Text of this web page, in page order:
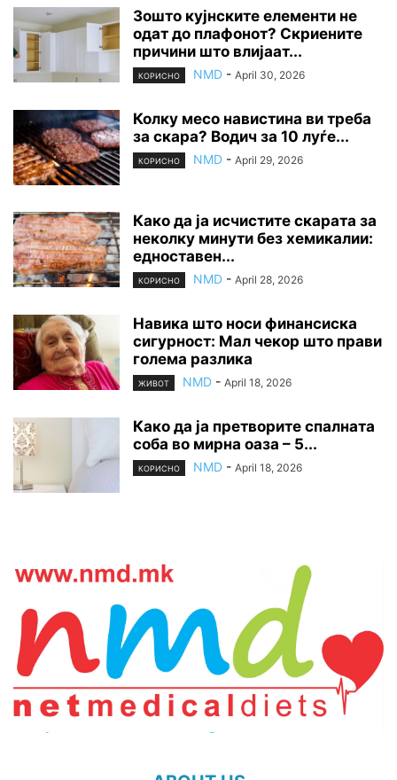
Зошто кујнските елементи не
одат до плафонот? Скриените
причини што влијаат...
КОРИСНО NMD - April 30, 2026
Колку месо навистина ви треба
за скара? Водич за 10 луѓе...
КОРИСНО NMD - April 29, 2026
Како да ја исчистите скарата за
неколку минути без хемикалии:
едноставен...
КОРИСНО NMD - April 28, 2026
Навика што носи финансиска
сигурност: Мал чекор што прави
голема разлика
ЖИВОТ NMD - April 18, 2026
Како да ја претворите спалната
соба во мирна оаза – 5...
КОРИСНО NMD - April 18, 2026